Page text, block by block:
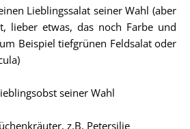
Lieblingssalat seiner Wahl (aber
lieber etwas, das noch Farbe und
Beispiel tiefgrünen Feldsalat oder
seiner Wahl
z.B. Petersilie